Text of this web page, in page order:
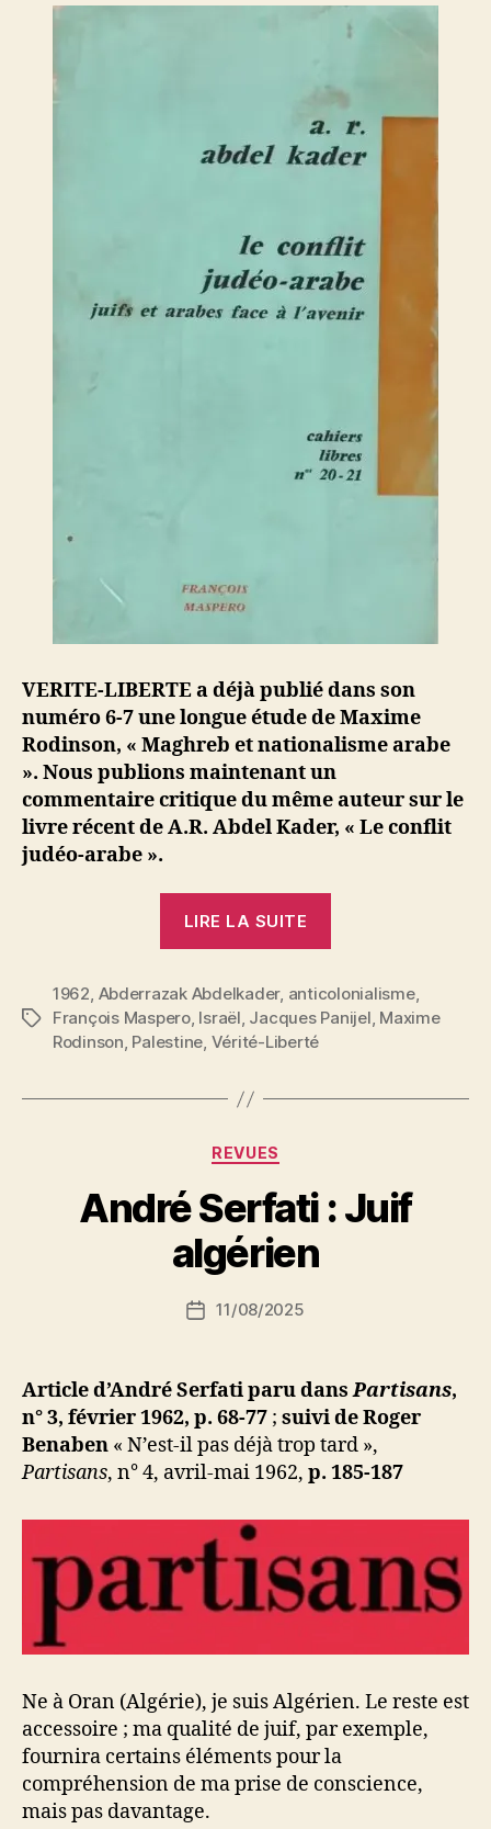
VERITE-LIBERTE a déjà publié dans son
numéro 6-7 une longue étude de Maxime
Rodinson, « Maghreb et nationalisme arabe
». Nous publions maintenant un
commentaire critique du même auteur sur le
livre récent de A.R. Abdel Kader, « Le conflit
judéo-arabe ».
LIRE LA SUITE
Le
conflit
l’ouvrage
Étiquettes
1962, Abderrazak Abdelkader, anticolonialisme,
François Maspero, Israël, Jacques Panijel, Maxime
Rodinson, Palestine, Vérité-Liberté
Catégories
REVUES
André Serfati : Juif
algérien
Auteur
de
a
S
N
ji
Date11/08/2025
Article d’André Serfati paru dansPartisans,
n° 3, février 1962, p. 68-77 ; suivi deRoger
Benaben « N’est-il pas déjà trop tard »,
Partisans, n° 4, avril-mai 1962, p. 185-187
Ne à Oran (Algérie), je suis Algérien. Le reste est
accessoire ; ma qualité de juif, par exemple,
fournira certains éléments pour la
compréhension de ma prise de conscience,
mais pas davantage.